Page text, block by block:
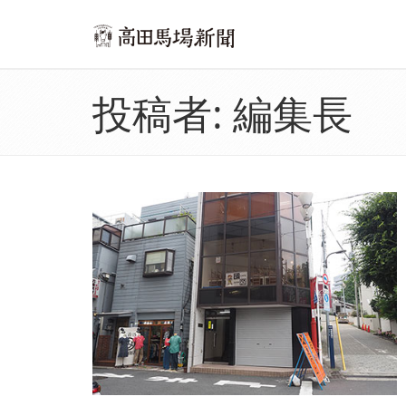
投稿者: 編集長